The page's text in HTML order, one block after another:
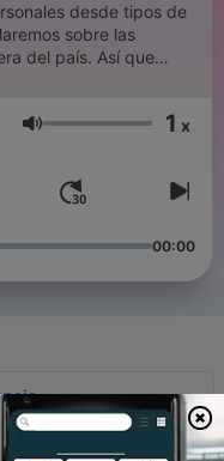
desde tipos de
Así que
algo nuevo.
Volumen 1 x
00:00